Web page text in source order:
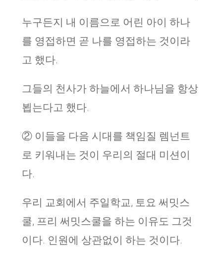
누구든지 내 이름으로 어린 아이 하나
를 영접하면 곧 나를 영접하는 것이라
고 했다.
그들의 천사가 하늘에서 하나님을 항상
뵙는다고 했다.
② 이들을 다음 시대를 책임질 렘넌트
로 키워내는 것이 우리의 절대 미션이
다.
우리 교회에서 주일학교, 토요 써밋스
쿨, 프리 써밋스쿨을 하는 이유도 그것
이다. 인원에 상관없이 하는 것이다.